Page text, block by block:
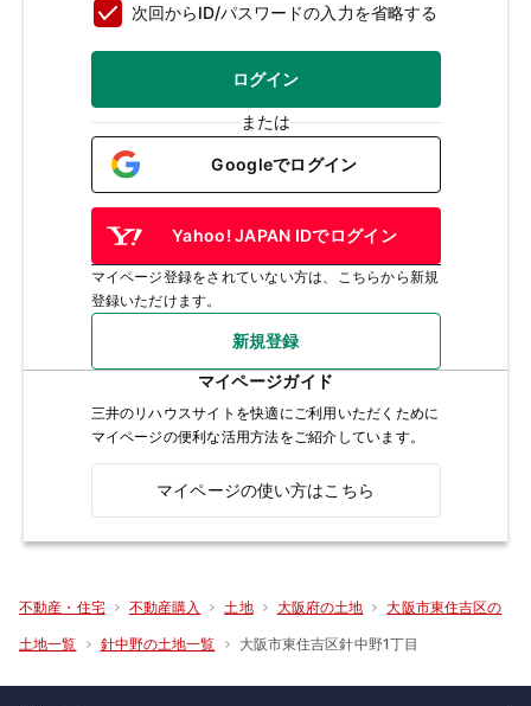
次回からID/パスワードの入力を省略する
ログイン
または
Googleでログイン
Yahoo! JAPAN IDでログイン
マイページ登録をされていない方は、こちらから新規
登録いただけます。
新規登録
マイページガイド
三井のリハウスサイトを快適にご利用いただくために
マイページの便利な活用方法をご紹介しています。
マイページの使い方はこちら
不動産・住宅 不動産購入 土地 大阪府の土地 大阪市東住吉区の
土地一覧 針中野の土地一覧 大阪市東住吉区針中野1丁目